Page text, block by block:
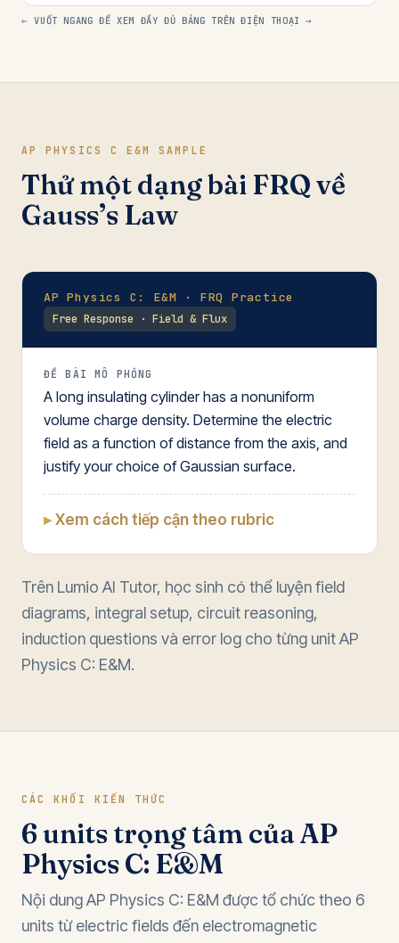
← VUỐT NGANG ĐỂ XEM ĐẦY ĐỦ BẢNG TRÊN ĐIỆN THOẠI →
AP PHYSICS C E&M SAMPLE
Thử một dạng bài FRQ về
Gauss’s Law
AP Physics C: E&M · FRQ Practice
Free Response · Field & Flux
ĐỀ BÀI MÔ PHỎNG
A long insulating cylinder has a nonuniform
volume charge density. Determine the electric
field as a function of distance from the axis, and
justify your choice of Gaussian surface.
Xem cách tiếp cận theo rubric
Trên Lumio AI Tutor, học sinh có thể luyện field
diagrams, integral setup, circuit reasoning,
induction questions và error log cho từng unit AP
Physics C: E&M.
CÁC KHỐI KIẾN THỨC
6 units trọng tâm của AP
Physics C: E&M
Nội dung AP Physics C: E&M được tổ chức theo 6
units từ electric fields đến electromagnetic